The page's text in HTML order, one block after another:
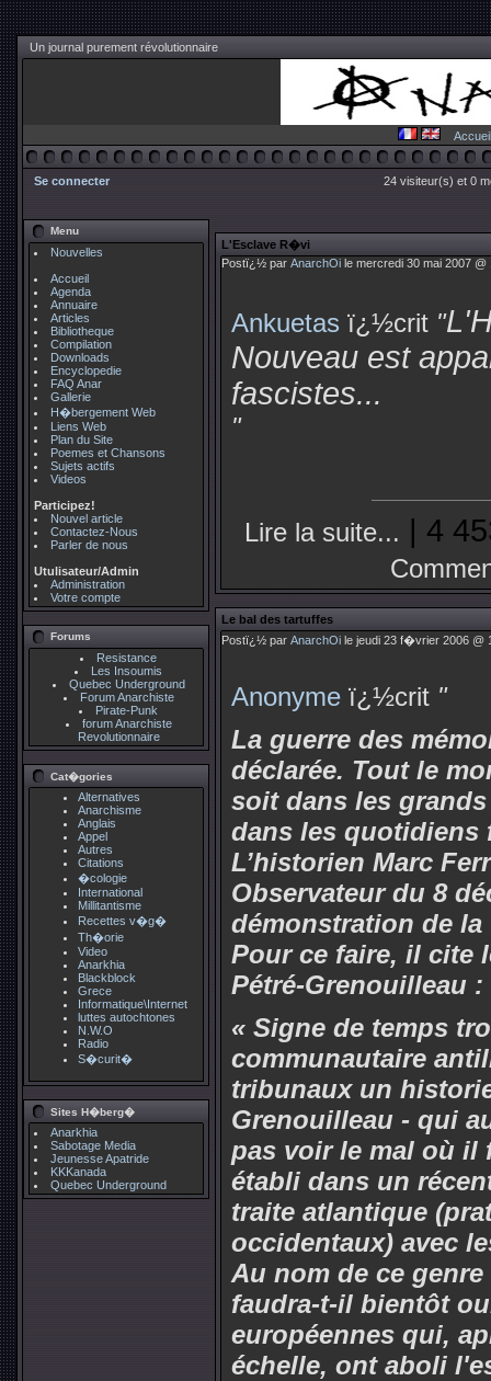
Un journal purement révolutionnaire
Accueil
Se connecter 24 visiteur(s) et 0
Menu
Nouvelles
Accueil
Agenda
Annuaire
Articles
Bibliotheque
Compilation
Downloads
Encyclopedie
FAQ Anar
Gallerie
H�bergement Web
Liens Web
Plan du Site
Poemes et Chansons
Sujets actifs
Videos
Participez!
Nouvel article
Contactez-Nous
Parler de nous
Utulisateur/Admin
Administration
Votre compte
Forums
Resistance
Les Insoumis
Quebec Underground
Forum Anarchiste
Pirate-Punk
forum Anarchiste
Revolutionnaire
Cat�gories
Alternatives
Anarchisme
Anglais
Appel
Autres
Citations
�cologie
International
Millitantisme
Recettes v�g�
Th�orie
Video
Anarkhia
Blackblock
Grece
Informatique\Internet
luttes autochtones
N.W.O
Radio
S�curit�
Sites H�berg�
Anarkhia
Sabotage Media
Jeunesse Apatride
KKKanada
Quebec Underground
L'Esclave R�vi
Postï¿½ par AnarchOi le mercredi 30 mai 2007
Ankuetas ï¿½crit "
Nouveau est
fascistes...
"
Lire la suite... | 4
Le bal des tartuffes
Postï¿½ par AnarchOi le jeudi 23 f�vrier 2006 @
Anonyme ï¿½crit "
La guerre des
déclarée. Tout le
soit dans les
dans les quotidiens
L’historien Marc
Observateur du 8
démonstration de
Pour ce faire, il cite
Pétré-Grenouilleau :
« Signe de temps
communautaire
tribunaux un
Grenouilleau - qui
pas voir le mal où il
établi dans un
traite atlantique
occidentaux) avec
Au nom de ce
faudra-t-il bientôt
européennes qui,
échelle, ont aboli